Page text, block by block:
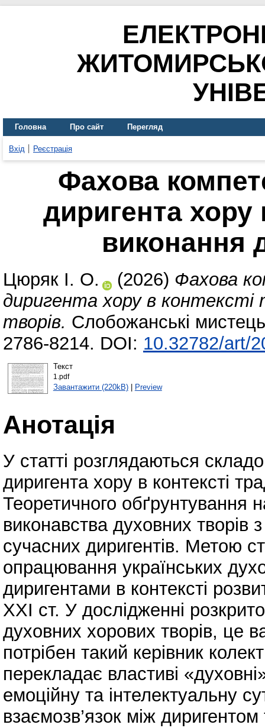
Головна Про сайт Перегляд
Вхід Реєстрація
Фахова
диригента хору
виконання
Цюряк І. О. (2026) Фахова
диригента хору в контексті
творів. Слобожанські
2786-8214. DOI: 10.32782/art/
Текст
1.pdf
Завантажити (220kB)| Preview
Анотація
У статті розглядаються
диригента хору в контексті
Теоретичного обґрунтування
виконавства духовних творів
сучасних диригентів. Метою
опрацювання українських
диригентами в контексті
ХХІ ст. У дослідженні
духовних хорових творів, це
потрібен такий керівник
перекладає властиві
емоційну та інтелектуальну
взаємозв’язок між